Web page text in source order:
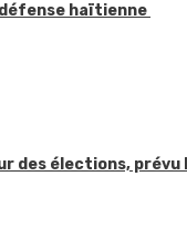
haïtienne
des élections,